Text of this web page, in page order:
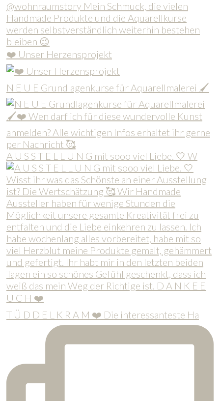
❤️ Unser Herzensprojekt
N E U E Grundlagenkurse für Aquarellmalerei 🖌
A U S S T E L L U N G mit sooo viel Liebe. 🤍 W
T Ü D D E L K R A M ❤️ Die interessanteste Ha